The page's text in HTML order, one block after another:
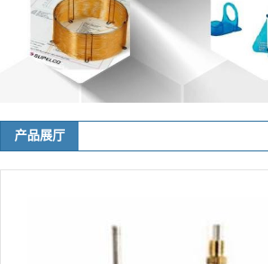
产品展厅